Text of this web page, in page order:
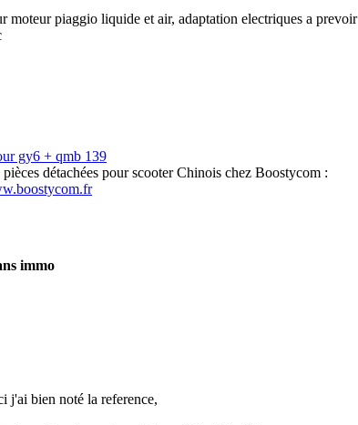
moteur piaggio liquide et air, adaptation electriques a prevoir
gy6 + qmb 139
pièces détachées pour scooter Chinois chez Boostycom :
immo
j'ai bien noté la reference,